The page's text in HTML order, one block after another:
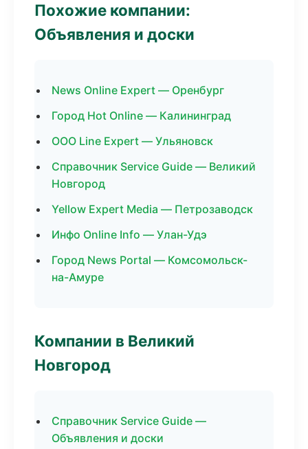
Похожие компании:
Объявления и доски
News Online Expert — Оренбург
Город Hot Online — Калининград
ООО Line Expert — Ульяновск
Справочник Service Guide — Великий
Новгород
Yellow Expert Media — Петрозаводск
Инфо Online Info — Улан-Удэ
Город News Portal — Комсомольск-
на-Амуре
Компании в Великий
Новгород
Справочник Service Guide —
Объявления и доски